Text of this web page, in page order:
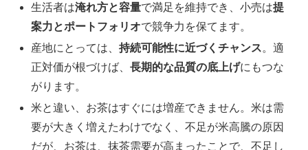
生活者は淹れ方と容量で満足を維持でき、小売は提
案力とポートフォリオで競争力を保てます。
産地にとっては、持続可能性に近づくチャンス。適
正対価が根づけば、長期的な品質の底上げにもつな
がります。
米と違い、お茶はすぐには増産できません。米は需
要が大きく増えたわけでなく、不足が米高騰の原因
だが、お茶は、抹茶需要が高まったことで、不足し